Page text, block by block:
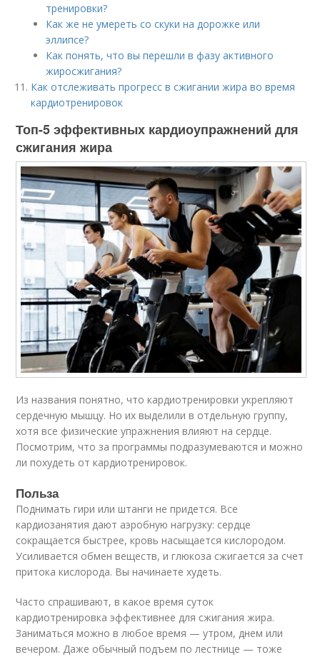
тренировки?
Как же не умереть со скуки на дорожке или
эллипсе?
Как понять, что вы перешли в фазу активного
жиросжигания?
Как отслеживать прогресс в сжигании жира во время
кардиотренировок
Топ-5 эффективных кардиоупражнений для
сжигания жира
Из названия понятно, что кардиотренировки укрепляют
сердечную мышцу. Но их выделили в отдельную группу,
хотя все физические упражнения влияют на сердце.
Посмотрим, что за программы подразумеваются и можно
ли похудеть от кардиотренировок.
Польза
Поднимать гири или штанги не придется. Все
кардиозанятия дают аэробную нагрузку: сердце
сокращается быстрее, кровь насыщается кислородом.
Усиливается обмен веществ, и глюкоза сжигается за счет
притока кислорода. Вы начинаете худеть.
Часто спрашивают, в какое время суток
кардиотренировка эффективнее для сжигания жира.
Заниматься можно в любое время — утром, днем или
вечером. Даже обычный подъем по лестнице — тоже